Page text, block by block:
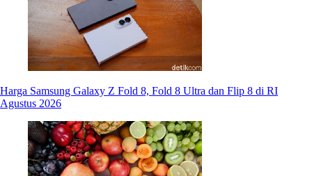
Harga Samsung Galaxy Z Fold 8, Fold 8 Ultra dan Flip 8 di RI
Agustus 2026